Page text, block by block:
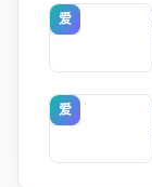
爱
爱